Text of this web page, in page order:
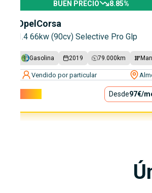
BUEN PRECIO 8.85%
Opel Corsa
1.4 66kw (90cv) Selective Pro Glp
Gasolina 2019 79.000 km
Vendido por particular
Desde97€/